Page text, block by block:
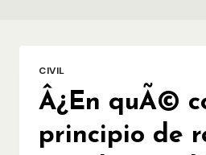
CIVIL
Â¿En quÃ©
principio de